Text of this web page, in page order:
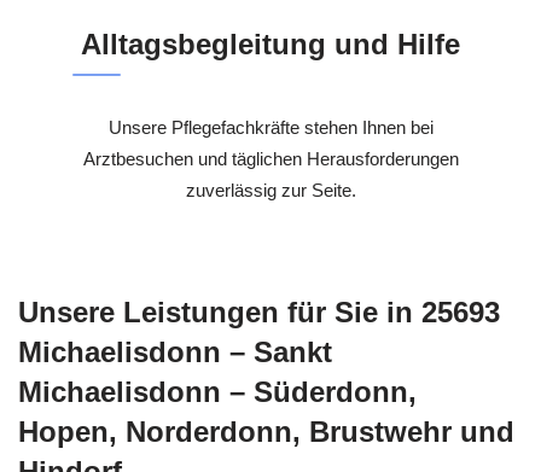
Alltagsbegleitung und Hilfe
Unsere Pflegefachkräfte stehen Ihnen bei
Arztbesuchen und täglichen Herausforderungen
zuverlässig zur Seite.
Unsere Leistungen für Sie in 25693
Michaelisdonn – Sankt
Michaelisdonn – Süderdonn,
Hopen, Norderdonn, Brustwehr und